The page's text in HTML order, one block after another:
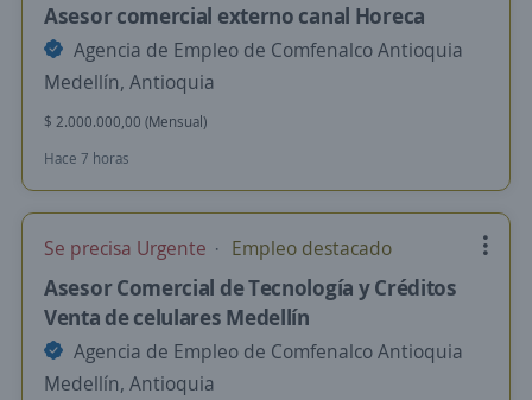
Asesor comercial externo canal Horeca
Agencia de Empleo de Comfenalco Antioquia
Medellín, Antioquia
$ 2.000.000,00 (Mensual)
Hace 7 horas
Se precisa Urgente Empleo destacado
Asesor Comercial de Tecnología y Créditos
Venta de celulares Medellín
Agencia de Empleo de Comfenalco Antioquia
Medellín, Antioquia